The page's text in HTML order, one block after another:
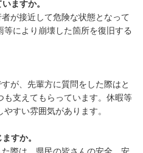
ますか。
が接近して危険な状態となって
により崩壊した箇所を復旧する
が、先輩方に質問をした際はと
も支えてもらっています。休暇等
すい雰囲気があります。
すか。
際は、県民の皆さんの安全、安